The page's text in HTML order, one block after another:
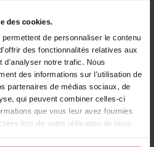
des cookies.
de personnaliser le contenu
des fonctionnalités relatives aux
d'analyser notre trafic. Nous
des informations sur l'utilisation de
partenaires de médias sociaux, de
qui peuvent combiner celles-ci
que vous leur avez fournies
lors de votre utilisation de leurs
entreprise papier noir, dorure
Détail